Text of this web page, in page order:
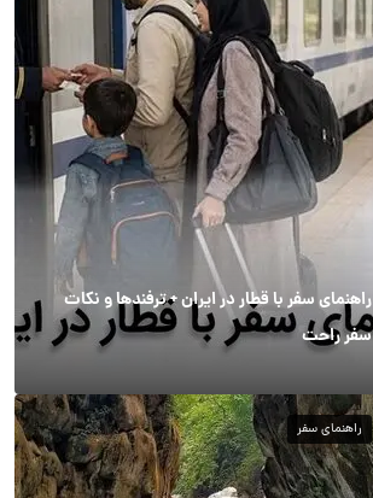
راهنمای سفر با قطار در ایران + ترفندها و نکات
سفر راحت
راهنمای سفر